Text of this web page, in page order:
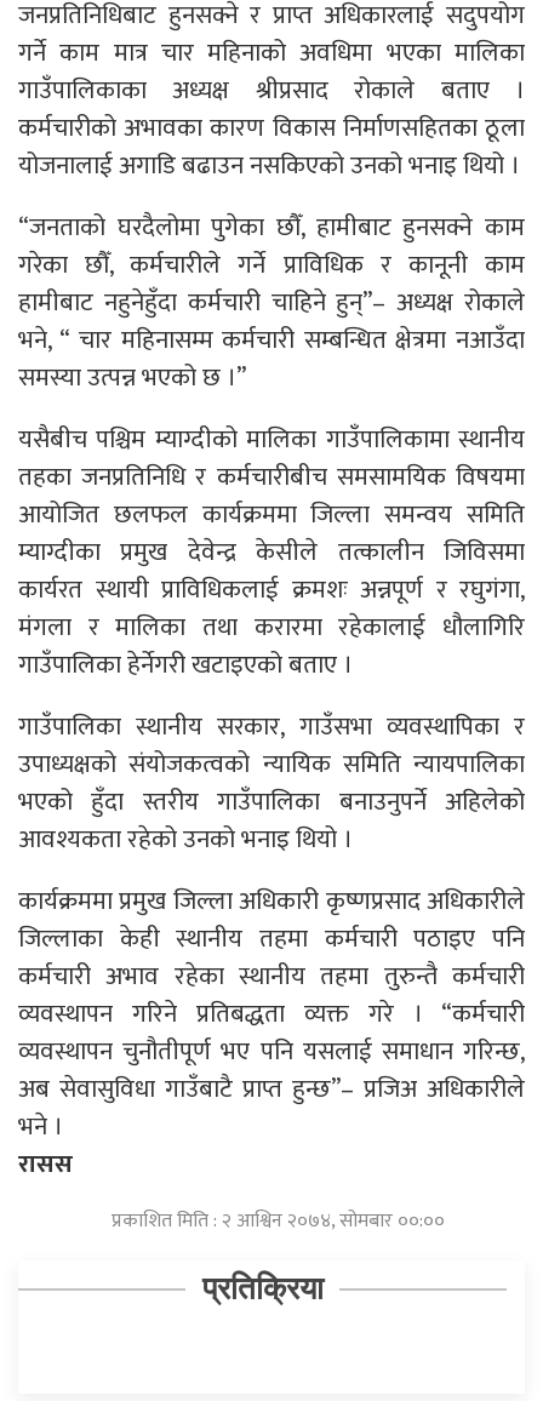
जनप्रतिनिधिबाट हुनसक्ने र प्राप्त अधिकारलाई सदुपयोग
गर्ने काम मात्र चार महिनाको अवधिमा भएका मालिका
गाउँपालिकाका अध्यक्ष श्रीप्रसाद रोकाले बताए ।
कर्मचारीको अभावका कारण विकास निर्माणसहितका ठूला
योजनालाई अगाडि बढाउन नसकिएको उनको भनाइ थियो ।
“जनताको घरदैलोमा पुगेका छौँ, हामीबाट हुनसक्ने काम
गरेका छौँ, कर्मचारीले गर्ने प्राविधिक र कानूनी काम
हामीबाट नहुनेहुँदा कर्मचारी चाहिने हुन्”– अध्यक्ष रोकाले
भने, “ चार महिनासम्म कर्मचारी सम्बन्धित क्षेत्रमा नआउँदा
समस्या उत्पन्न भएको छ ।”
यसैबीच पश्चिम म्याग्दीको मालिका गाउँपालिकामा स्थानीय
तहका जनप्रतिनिधि र कर्मचारीबीच समसामयिक विषयमा
आयोजित छलफल कार्यक्रममा जिल्ला समन्वय समिति
म्याग्दीका प्रमुख देवेन्द्र केसीले तत्कालीन जिविसमा
कार्यरत स्थायी प्राविधिकलाई क्रमशः अन्नपूर्ण र रघुगंगा,
मंगला र मालिका तथा करारमा रहेकालाई धौलागिरि
गाउँपालिका हेर्नेगरी खटाइएको बताए ।
गाउँपालिका स्थानीय सरकार, गाउँसभा व्यवस्थापिका र
उपाध्यक्षको संयोजकत्वको न्यायिक समिति न्यायपालिका
भएको हुँदा स्तरीय गाउँपालिका बनाउनुपर्ने अहिलेको
आवश्यकता रहेको उनको भनाइ थियो ।
कार्यक्रममा प्रमुख जिल्ला अधिकारी कृष्णप्रसाद अधिकारीले
जिल्लाका केही स्थानीय तहमा कर्मचारी पठाइए पनि
कर्मचारी अभाव रहेका स्थानीय तहमा तुरुन्तै कर्मचारी
व्यवस्थापन गरिने प्रतिबद्धता व्यक्त गरे । “कर्मचारी
व्यवस्थापन चुनौतीपूर्ण भए पनि यसलाई समाधान गरिन्छ,
अब सेवासुविधा गाउँबाटै प्राप्त हुन्छ”– प्रजिअ अधिकारीले
भने ।
रासस
प्रकाशित मिति : २ आश्विन २०७४, सोमबार ००:००
प्रतिक्रिया